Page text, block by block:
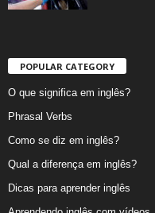
POPULAR CATEGORY
O que significa em inglês?
Phrasal Verbs
Como se diz em inglês?
Qual a diferença em inglês?
Dicas para aprender inglês